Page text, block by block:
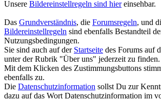
Unsere Bildereinstellregeln sind hiereinsehbar.
Das Grundverständnis, die Forumsregeln, und
Bildereinstellregeln sind ebenfalls Bestandteil
Nutzungsbedingungen.
Sie sind auch auf der Startseite des Forums auf
unter der Rubrik "Über uns" jederzeit zu finden.
Mit dem Klicken des Zustimmungsbuttons
ebenfalls zu.
Die Datenschutzinformation sollst Du zur
dazu auf das Wort Datenschutzinformation im